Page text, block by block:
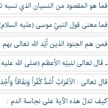
فما هو المقصود من النسيان الذي نسبه
فما معنى قول النبيّ موسى (عليه
فمن هم الجنود الذين أيّد الله تعالى
ـ قال تعالى لنبيّه الأعظم (صلى الله
قال تعالى : الاْعْرَابُ أَشَدُّ كُفْراً وَنِفَاقاً
كيف تدلّ هذه الآية على نجاسة الدم :